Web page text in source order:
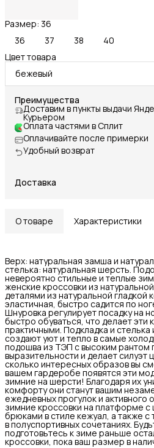
Размер: 36
36
37 38
40
Цвет товара
бежевый
Преимущества
Доставим в пункты выдачи
Курьером
Оплата частями в Сплит
Оплачивайте после примерки
Удобный возврат
Доставка
О товаре Характеристики
Верх: натуральная замша и
стелька: натуральная шерсть.
невероятно стильные и теплые
женские кроссовки из
деталями из натуральной гладкой
эластичная, быстро садится по
Шнуровка регулирует посадку на
быстро обуваться, что делает эти
практичными. Подкладка и
создают уют и тепло в самые
подошва из ТЭП с высоким рантом
выразительности и делает силуэт
сколько интересных образов вы
вашем гардеробе появятся эти
зимние на шерсти! Благодаря их
комфорту они станут вашим
ежедневных прогулок и активного
зимние кроссовки на платформе
брюками в стиле кежуал, а также с
в полуспортивных сочетаниях.
подготовьтесь к зиме раньше
кроссовки, пока ваш размер в